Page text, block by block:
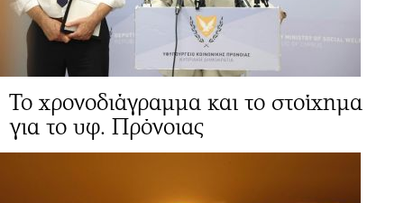
Το χρονοδιάγραμμα και το στοίχημα
για το υφ. Πρόνοιας